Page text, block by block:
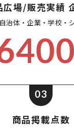
広場/販売実績
治体・企業・学校・
03
商品掲載点数